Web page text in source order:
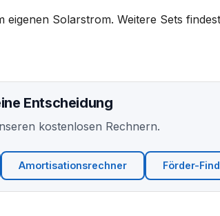
eigenen Solarstrom. Weitere Sets
Entscheidung
kostenlosen Rechnern.
Amortisationsrechner Förder-